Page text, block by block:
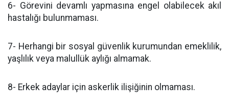
6- Görevini devamlı yapmasına engel olabilecek akıl
hastalığı bulunmaması.
7- Herhangi bir sosyal güvenlik kurumundan emeklilik,
yaşlılık veya malullük aylığı almamak.
8- Erkek adaylar için askerlik ilişiğinin olmaması.